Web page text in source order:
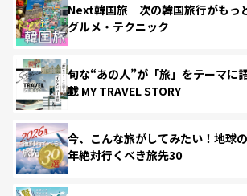
Next韓国旅 次の韓国旅行がもっ
グルメ・テクニック
旬な“あの人”が「旅」をテーマに
載 MY TRAVEL STORY
今、こんな旅がしてみたい！地球
年絶対行くべき旅先30